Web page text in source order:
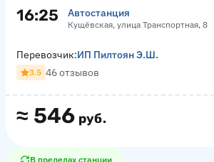
16:25 Автостанция
Кущёвская, улица Транспортная, 8
≈ 546 руб.
Перевозчик:ИП Пилтоян Э.Ш.
3.5 46 отзывов
В пределах станции